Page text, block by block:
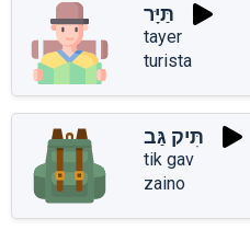
תַּיָּר
tayer
turista
תִּיק גַּב
tik gav
zaino